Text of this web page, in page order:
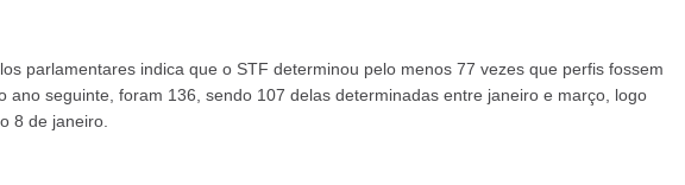
parlamentares indica que o STF determinou pelo menos 77 vezes que perfis fossem
ano seguinte, foram 136, sendo 107 delas determinadas entre janeiro e março, logo
8 de janeiro.